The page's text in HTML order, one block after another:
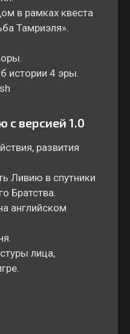
в рамках квеста
Тамриэля».
истории 4 эры.
с версией 1.0
развития
Ливию в спутники
Братства.
английском
лица,